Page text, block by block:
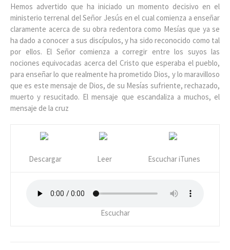
Hemos advertido que ha iniciado un momento decisivo en el
ministerio terrenal del Señor Jesús en el cual comienza a enseñar
claramente acerca de su obra redentora como Mesías que ya se
ha dado a conocer a sus discípulos, y ha sido reconocido como tal
por ellos. El Señor comienza a corregir entre los suyos las
nociones equivocadas acerca del Cristo que esperaba el pueblo,
para enseñar lo que realmente ha prometido Dios, y lo maravilloso
que es este mensaje de Dios, de su Mesías sufriente, rechazado,
muerto y resucitado. El mensaje que escandaliza a muchos, el
mensaje de la cruz
Descargar Leer Escuchar iTunes
Escuchar